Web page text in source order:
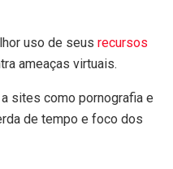
uso de seus recursos
ameaças virtuais.
sites como pornografia e
de tempo e foco dos